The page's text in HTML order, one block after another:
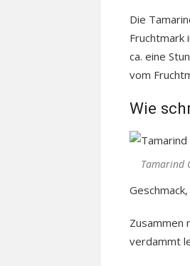
Die
Fruchtmark
ca. eine
vom
Wie
Tamarind
Zusammen
verdammt